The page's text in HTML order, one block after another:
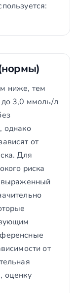
ниже, тем
3,0 ммоль/л
однако
от
Для
риска
выраженный
от
оценку